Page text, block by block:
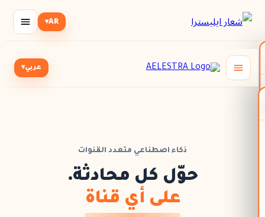
AR
▾
عربي▾
ذكاء اصطناعي متعدد القنوات
حوّل كل محادثة.
على أي قناة